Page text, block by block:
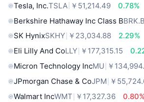
Tesla, Inc.TSLA ￥51,214.49
0.78%
Berkshire Hathaway Inc Class BBRK.B
SK HynixSKHY ￥23,034.88
2.29%
Eli Lilly And CoLLY ￥177,315.15
Micron Technology IncMU ￥
JPmorgan Chase & CoJPM ￥
Walmart IncWMT ￥17,327.36